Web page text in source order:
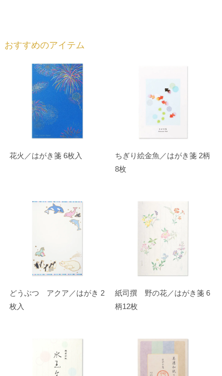
おすすめのアイテム
花火／はがき箋 6枚入
ちぎり絵金魚／はがき箋 2柄
8枚
どうぶつ アクア／はがき 2
枚入
紙司撰 野の花／はがき箋 6
柄12枚